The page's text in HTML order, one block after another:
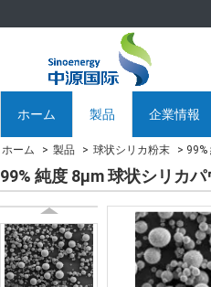
ホーム 製品 企業情報
ホーム 製品 球状シリカ粉末
99% 純度 8μm 球状シリカ